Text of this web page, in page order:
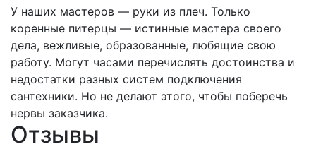
У наших мастеров — руки из плеч. Только
коренные питерцы — истинные мастера своего
дела, вежливые, образованные, любящие свою
работу. Могут часами перечислять достоинства и
недостатки разных систем подключения
сантехники. Но не делают этого, чтобы поберечь
нервы заказчика.
Отзывы